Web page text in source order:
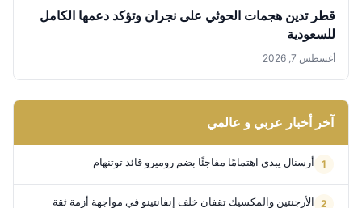
قطر تدين هجمات الحوثي على نجران وتؤكد دعمها الكامل
للسعودية
أغسطس 7, 2026
آخر أخبار عربي و عالمي
أرسنال يبدي اهتمامًا مفاجئًا بضم روميرو قائد توتنهام
الأرجنتين والمكسيك تقفان خلف إنفانتينو في مواجهة أزمة ثقة